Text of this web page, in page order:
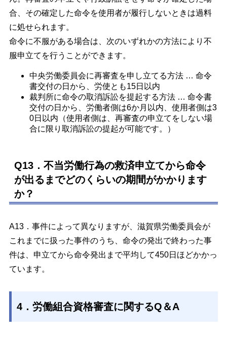
合、その確定した命令を使用者が履行しないときは過料
に処せられます。
命令に不服がある場合は、次のいずれかの方法により不
服申立てを行うことができます。
中央労働委員会に再審査を申し立てる方法 … 命令
書交付の日から、労使とも15日以内
裁判所に命令の取消訴訟を提起する方法 … 命令書
交付の日から、労働者側は6か月以内、使用者側は3
0日以内（使用者側は、再審査の申立てをしない場
合に限り取消訴訟の提起が可能です。）
Q13．不当労働行為の救済申立てから命令
が出るまでどのくらいの期間がかかります
か？
A13．事件によって異なりますが、滋賀県労働委員会が
これまでに扱った事件のうち、命令の発出で終わった事
件は、申立てから命令発出まで平均して450日ほどかかっ
ています。
4．労働組合資格審査に関するQ＆A